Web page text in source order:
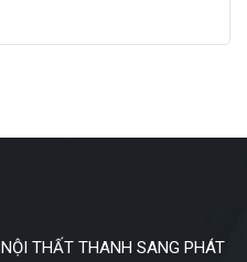
THẤT THANH SANG PHÁT